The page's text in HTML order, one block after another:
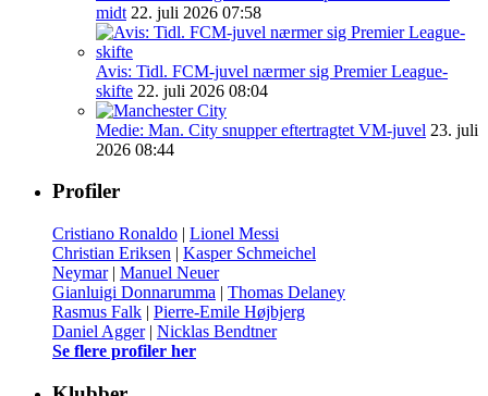
midt 22. juli 2026 07:58
Avis: Tidl. FCM-juvel nærmer sig Premier League-
skifte 22. juli 2026 08:04
Medie: Man. City snupper eftertragtet VM-juvel 23. juli
2026 08:44
Profiler
Cristiano Ronaldo | Lionel Messi
Christian Eriksen | Kasper Schmeichel
Neymar| Manuel Neuer
Gianluigi Donnarumma | Thomas Delaney
Rasmus Falk | Pierre-Emile Højbjerg
Daniel Agger| Nicklas Bendtner
Se flere profiler her